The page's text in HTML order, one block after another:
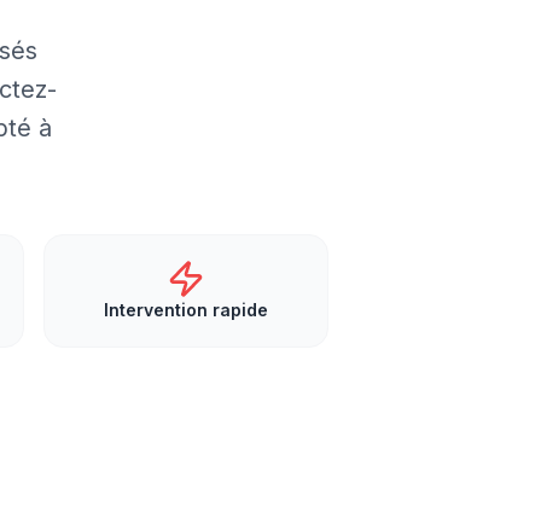
à
Intervention rapide